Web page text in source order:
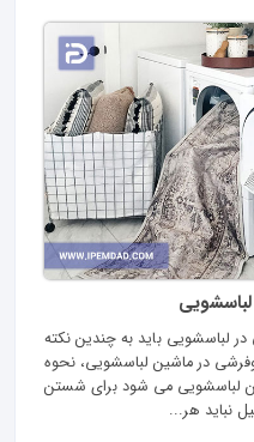
لباسشویی باید به چندین نکته
در ماشین لباسشویی، نحوه
لباسشویی می شود برای شستن
نباید هر...